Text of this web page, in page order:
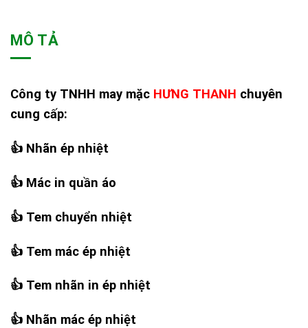
MÔ TẢ
Công ty TNHH may mặc HƯNG THANH chuyên
cung cấp:
👍 Nhãn ép nhiệt
👍 Mác in quần áo
👍 Tem chuyển nhiệt
👍 Tem mác ép nhiệt
👍 Tem nhãn in ép nhiệt
👍 Nhãn mác ép nhiệt